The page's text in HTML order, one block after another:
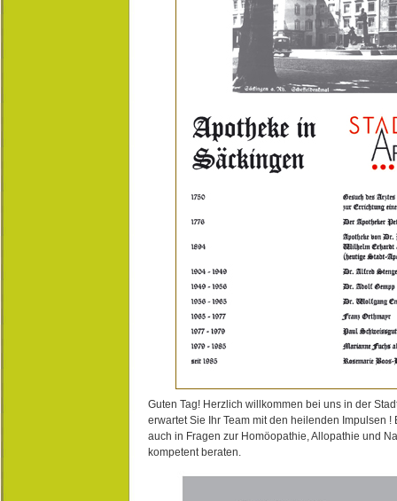
Guten Tag! Herzlich willkommen bei uns in der
erwartet Sie Ihr Team mit den heilenden Impulsen !
auch in Fragen zur Homöopathie, Allopathie und
kompetent beraten.